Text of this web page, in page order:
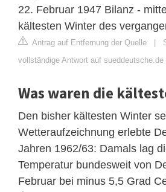
22. Februar 1947 Bilanz -
kältesten Winter des
Antrag auf Entfernung der Quelle |
vollständige Antwort auf sueddeutsche.de
Was waren die
Den bisher kältesten Winter
Wetteraufzeichnung erlebte
Jahren 1962/63: Damals lag
Temperatur bundesweit von
Februar bei minus 5,5 Grad